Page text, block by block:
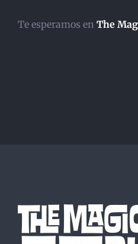
Te esperamos en The